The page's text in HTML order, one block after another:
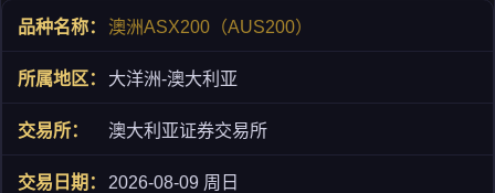
澳洲ASX200（AUS200）
大洋洲-澳大利亚
澳大利亚证券交易所
2026-08-09 周日